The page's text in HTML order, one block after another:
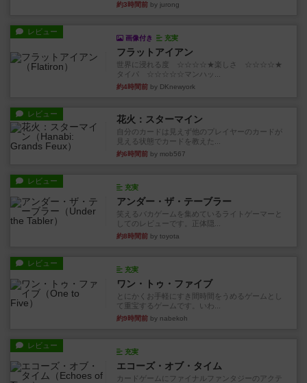
約3時間前 by jurong
レビュー
画像付き 充実
フラットアイアン
世界に浸れる度 ☆☆☆☆★楽しさ ☆☆☆☆★
タイパ ☆☆☆☆☆マンハッ...
約4時間前 by DKnewyork
レビュー 花火：スターマイン
自分のカードは見えず他のプレイヤーのカードが
見える状態でカードを教えた...
約6時間前 by mob567
レビュー
充実
アンダー・ザ・テーブラー
笑えるバカゲームを集めているライトゲーマーと
してのレビューです。正体隠...
約8時間前 by toyota
レビュー
充実
ワン・トゥ・ファイブ
とにかくお手軽にすき間時間をうめるゲームとし
て重宝するゲームです。いわ...
約9時間前 by nabekoh
レビュー
充実
エコーズ・オブ・タイム
カードゲームにファイナルファンタジーのアクテ